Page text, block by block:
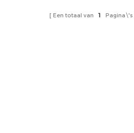
Een totaal van 1 Pagina\'s